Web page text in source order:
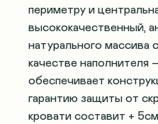
периметру и
высококачественный,
натурального
качестве наполнителя
обеспечивает
гарантию защиты от
кровати составит +